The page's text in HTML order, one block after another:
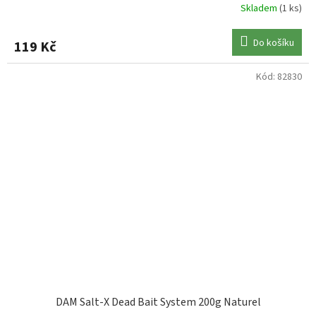
Skladem (1 ks)
119 Kč Do košíku
DAM Salt-X Dead Bait System 200g Naturel
Kód: 82830